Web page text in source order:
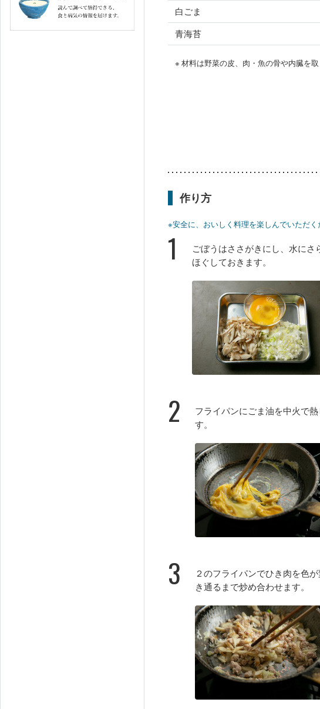
白ごま
青海苔
※ 材料は野菜の皮、肉・魚の骨や内臓を
作り方
※安全に、おいしく料理を楽しんでいただく
1
ごぼうはささがきにし、水に
ほぐしておきます。
2
フライパンにごま油を中火で
す。
3
２のフライパンでひき肉を色
き通るまで炒め合わせます。